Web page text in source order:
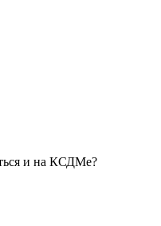
и на КСДМе?